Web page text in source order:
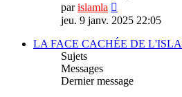
parislamla
le
message
jeu. 9 janv. 2025 22:05
LA FACE CACHÉE DE
Sujets
Messages
Dernier message